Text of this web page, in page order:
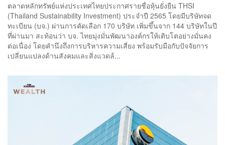
ตลาดหลักทรัพย์แห่งประเทศไทยประกาศรายชื่อหุ้นยั่งยืน THSI
(Thailand Sustainability Investment) ประจำปี 2565 โดยมีบริษัทจด
ทะเบียน (บจ.) ผ่านการคัดเลือก 170 บริษัท เพิ่มขึ้นจาก 144 บริษัทในปี
ที่ผ่านมา สะท้อนว่า บจ. ไทยมุ่งมั่นพัฒนาองค์กรให้เติบโตอย่างมั่นคง
ต่อเนื่อง โดยคำนึงถึงการบริหารความเสี่ยง พร้อมรับมือกับปัจจัยการ
เปลี่ยนแปลงด้านสังคมและสิ่งแวดล้...